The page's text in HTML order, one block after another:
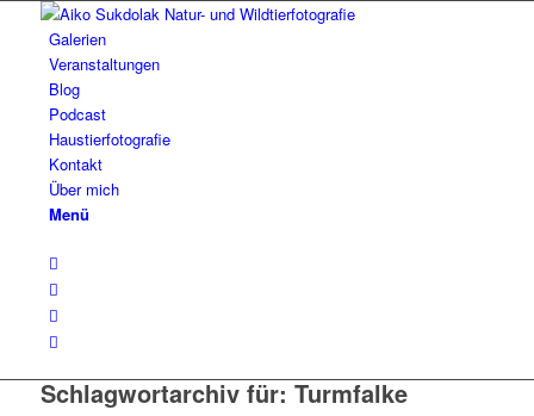
Galerien
Veranstaltungen
Blog
Podcast
Haustierfotografie
Kontakt
Über mich
Menü
Schlagwortarchiv für: Turmfalke